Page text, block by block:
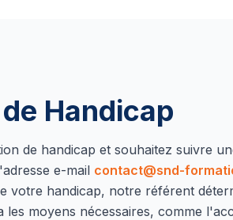
Handicap
de handicap et souhaitez suivre
e-mail contact@snd-
votre handicap, notre référent
moyens nécessaires, comme